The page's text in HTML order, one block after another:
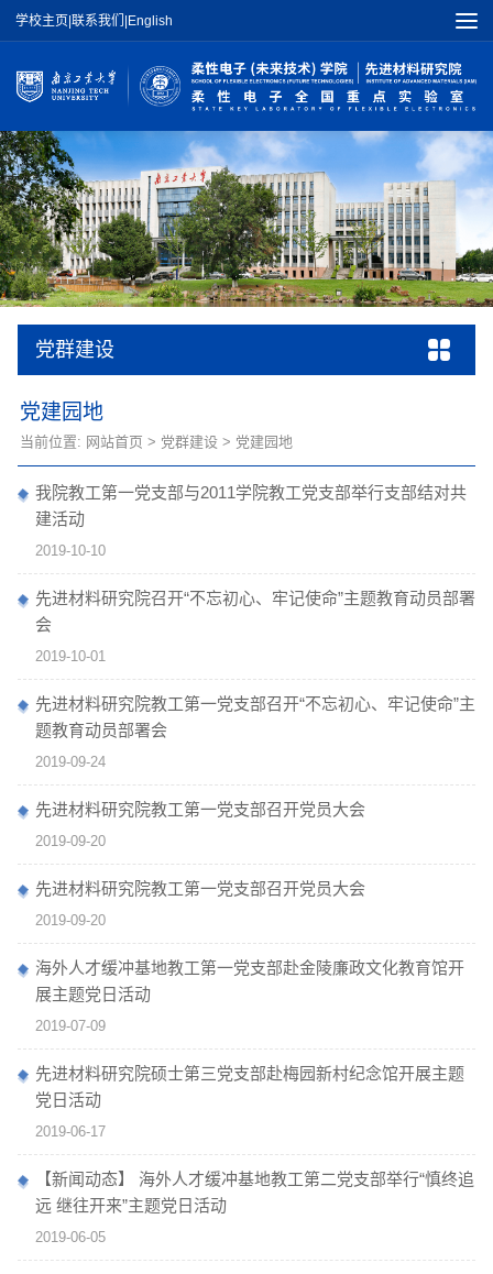
学校主页|联系我们 |English
党群建设
党建园地
当前位置: 网站首页 > 党群建设 > 党建园地
我院教工第一党支部与2011学院教工党支部举行支部结对共
建活动
2019-10-10
先进材料研究院召开“不忘初心、牢记使命”主题教育动员部署
会
2019-10-01
先进材料研究院教工第一党支部召开“不忘初心、牢记使命”主
题教育动员部署会
2019-09-24
先进材料研究院教工第一党支部召开党员大会
2019-09-20
先进材料研究院教工第一党支部召开党员大会
2019-09-20
海外人才缓冲基地教工第一党支部赴金陵廉政文化教育馆开
展主题党日活动
2019-07-09
先进材料研究院硕士第三党支部赴梅园新村纪念馆开展主题
党日活动
2019-06-17
【新闻动态】 海外人才缓冲基地教工第二党支部举行“慎终追
远 继往开来”主题党日活动
2019-06-05